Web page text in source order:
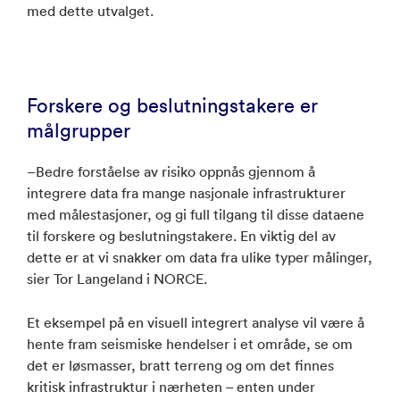
med dette utvalget.
Forskere og beslutningstakere er
målgrupper
–Bedre forståelse av risiko oppnås gjennom å
integrere data fra mange nasjonale infrastrukturer
med målestasjoner, og gi full tilgang til disse dataene
til forskere og beslutningstakere. En viktig del av
dette er at vi snakker om data fra ulike typer målinger,
sier Tor Langeland i NORCE.
Et eksempel på en visuell integrert analyse vil være å
hente fram seismiske hendelser i et område, se om
det er løsmasser, bratt terreng og om det finnes
kritisk infrastruktur i nærheten – enten under